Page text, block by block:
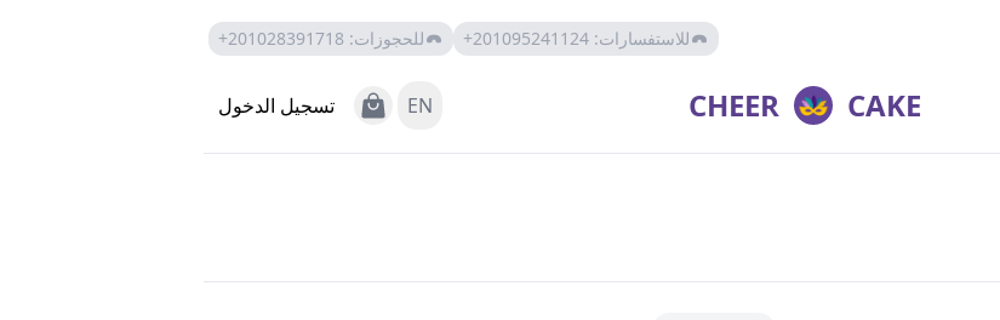
للاستفسارات:
+201095241124 للحجوزات:
+201028391718
CHEER CAKE
EN
View Cartتسجيل الدخول